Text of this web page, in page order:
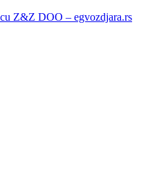
Z&Z DOO – egvozdjara.rs